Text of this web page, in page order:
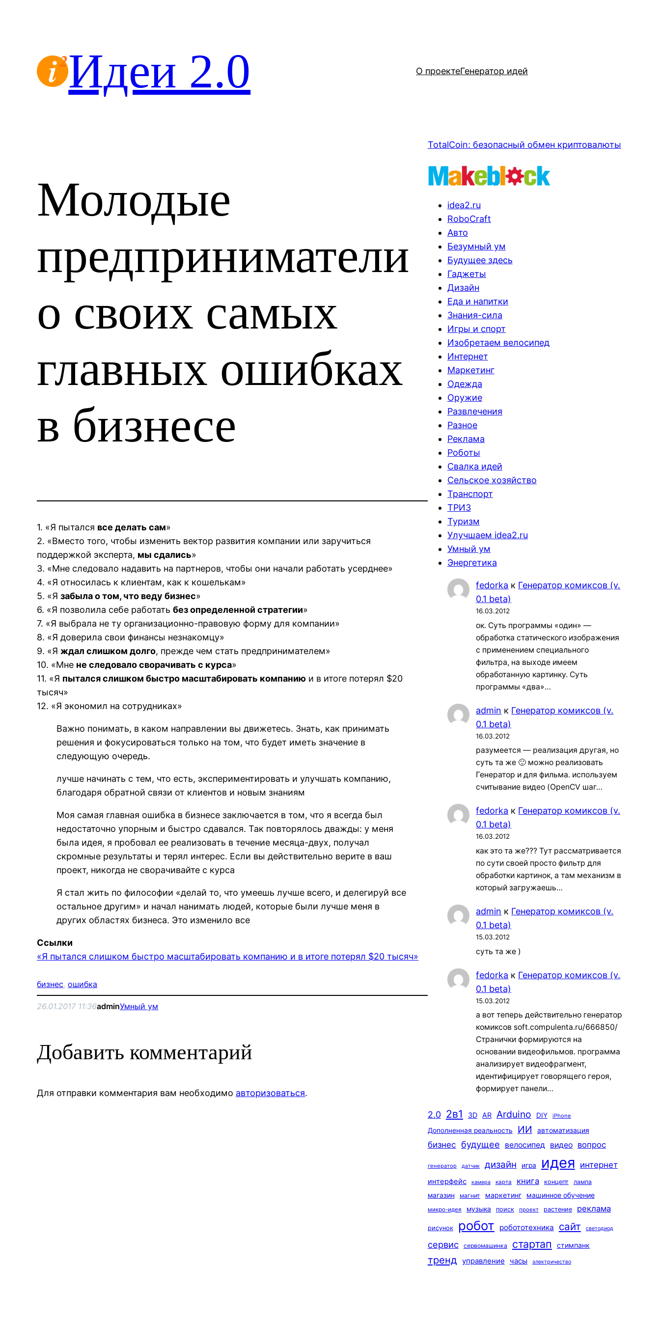
Идеи 2.0 О проектеГенератор идей
Молодые
предприниматели
о своих самых
главных ошибках
в бизнесе
1. «Я пытался все делать сам»
2. «Вместо того, чтобы изменить вектор развития компании или заручиться
поддержкой эксперта, мы сдались»
3. «Мне следовало надавить на партнеров, чтобы они начали работать усерднее»
4. «Я относилась к клиентам, как к кошелькам»
5. «Язабыла о том, что веду бизнес»
6. «Я позволила себе работатьбез определенной стратегии»
7. «Я выбрала не ту организационно-правовую форму для компании»
8. «Я доверила свои финансы незнакомцу»
9. «Яждал слишком долго, прежде чем стать предпринимателем»
10. «Мне не следовало сворачивать с курса»
11. «Я пытался слишком быстро масштабировать компанию и в итоге потерял $20
тысяч»
12. «Я экономил на сотрудниках»
Важно понимать, в каком направлении вы движетесь. Знать, как принимать
решения и фокусироваться только на том, что будет иметь значение в
следующую очередь.
лучше начинать с тем, что есть, экспериментировать и улучшать компанию,
благодаря обратной связи от клиентов и новым знаниям
Моя самая главная ошибка в бизнесе заключается в том, что я всегда был
недостаточно упорным и быстро сдавался. Так повторялось дважды: у меня
была идея, я пробовал ее реализовать в течение месяца-двух, получал
скромные результаты и терял интерес. Если вы действительно верите в ваш
проект, никогда не сворачивайте с курса
Я стал жить по философии «делай то, что умеешь лучше всего, и делегируй все
остальное другим» и начал нанимать людей, которые были лучше меня в
других областях бизнеса. Это изменило все
Ссылки
«Я пытался слишком быстро масштабировать компанию и в итоге потерял $20 тысяч»
бизнес, ошибка
26.01.2017 11:36adminУмный ум
Добавить комментарий
Для отправки комментария вам необходимо авторизоваться.
TotalCoin: безопасный обмен криптовалюты
idea2.ru
RoboCraft
Авто
Безумный ум
Будущее здесь
Гаджеты
Дизайн
Еда и напитки
Знания-сила
Игры и спорт
Изобретаем велосипед
Интернет
Маркетинг
Одежда
Оружие
Развлечения
Разное
Реклама
Роботы
Свалка идей
Сельское хозяйство
Транспорт
ТРИЗ
Туризм
Улучшаем idea2.ru
Умный ум
Энергетика
fedorka к Генератор комиксов (v.
0.1 beta)
16.03.2012
ок. Суть программы «один» —
обработка статического изображения
с применением специального
фильтра, на выходе имеем
обработанную картинку. Суть
программы «два»…
admin к Генератор комиксов (v.
0.1 beta)
16.03.2012
разумеется — реализация другая, но
суть та же 🙂 можно реализовать
Генератор и для фильма. используем
считывание видео (OpenCV шаг…
fedorka к Генератор комиксов (v.
0.1 beta)
16.03.2012
как это та же??? Тут рассматривается
по сути своей просто фильтр для
обработки картинок, а там механизм в
который загружаешь…
admin к Генератор комиксов (v.
0.1 beta)
15.03.2012
суть та же )
fedorka к Генератор комиксов (v.
0.1 beta)
15.03.2012
а вот теперь действительно генератор
комиксов soft.compulenta.ru/666850/
Странички формируются на
основании видеофильмов. программа
анализирует видеофрагмент,
идентифицирует говорящего героя,
формирует панели…
2.0 2в1 3D AR Arduino DIY iPhone
Дополненная реальность ИИ автоматизация
бизнес будущее велосипед видео вопрос
генератор датчик дизайн игра идея интернет
интерфейс камера карта книга концепт лампа
магазин магнит маркетинг машинное обучение
микро-идея музыка поиск проект растение реклама
рисунок робот робототехника сайт светодиод
сервис сервомашинка стартап стимпанк
тренд управление часы электричество